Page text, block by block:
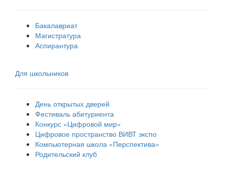
Бакалавриат
Магистратура
Аспирантура
Для школьников
День открытых дверей
Фестиваль абитуриента
Конкурс «Цифровой мир»
Цифровое пространство ВИВТ экспо
Компьютерная школа «Перспектива»
Родительский клуб